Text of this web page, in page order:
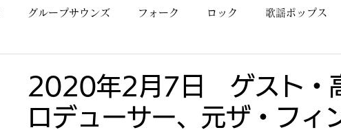
グループサウンズ フォーク ロック 歌謡ポップス
2020年2月7日 ゲスト・
ロデューサー、元ザ・フィ